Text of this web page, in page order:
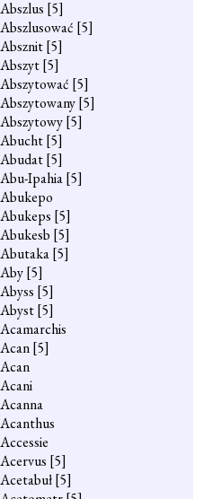
Abszlus [5]
Abszlusować [5]
Absznit[5]
Abszyt[5]
Abszytować [5]
Abszytowany[5]
Abszytowy[5]
Abucht[5]
Abudat[5]
Abu-Ipahia[5]
Abukepo
Abukeps [5]
Abukesb [5]
Abutaka[5]
Aby[5]
Abyss [5]
Abyst[5]
Acamarchis
Acan[5]
Acan
Acani
Acanna
Acanthus
Accessie
Acervus [5]
Acetabuł[5]